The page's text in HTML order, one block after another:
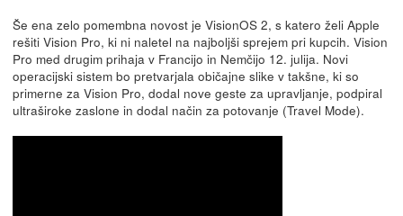
Še ena zelo pomembna novost je VisionOS 2, s katero želi Apple
rešiti Vision Pro, ki ni naletel na najboljši sprejem pri kupcih. Vision
Pro med drugim prihaja v Francijo in Nemčijo 12. julija. Novi
operacijski sistem bo pretvarjala običajne slike v takšne, ki so
primerne za Vision Pro, dodal nove geste za upravljanje, podpiral
ultraširoke zaslone in dodal način za potovanje (Travel Mode).